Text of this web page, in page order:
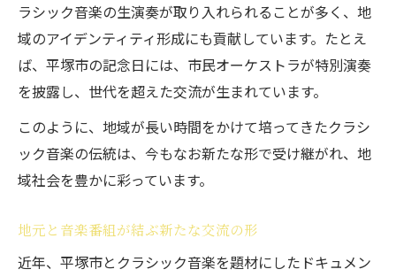
ラシック音楽の生演奏が取り入れられることが多く、地
域のアイデンティティ形成にも貢献しています。たとえ
ば、平塚市の記念日には、市民オーケストラが特別演奏
を披露し、世代を超えた交流が生まれています。
このように、地域が長い時間をかけて培ってきたクラシ
ック音楽の伝統は、今もなお新たな形で受け継がれ、地
域社会を豊かに彩っています。
地元と音楽番組が結ぶ新たな交流の形
近年、平塚市とクラシック音楽を題材にしたドキュメン